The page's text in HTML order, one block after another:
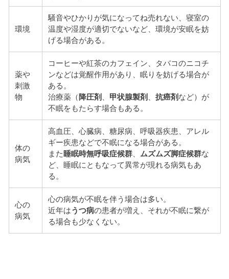
環境
騒音やひかりが気になってね売れない、寝室の
温度や湿度が適切でないなど、環境が安眠を妨
げる場合がある。
薬や
刺激
物
コーヒーや紅茶のカフェイン、タバコのニコチ
ンなどは覚醒作用があり、眠りを妨げる場合が
ある。
治療薬（ 降圧剤 甲状腺製剤 、抗癌剤 など）が
不眠をもたらす場合もある。
体の
病気
高血圧、心臓病、糖尿病、呼吸器疾患、アレル
ギー疾患などで不眠になる場合がある。
また 睡眠時無呼吸症候群 ムズムズ脚症候群な
ど、睡眠にともなって異常が現れる病気もあ
る。
心の
病気
心の病気が不眠を伴う場合は多い。
近年はうつ病の患者が増え、それが不眠に繋が
る場合も少なくない。